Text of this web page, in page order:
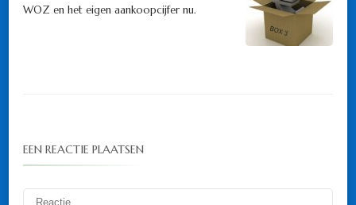
WOZ en het eigen aankoopcijfer nu.
EEN REACTIE PLAATSEN